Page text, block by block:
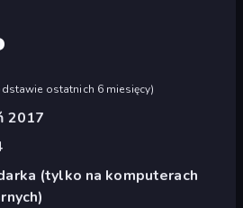
ostatnich 6 miesięcy)
2017
(tylko na komputerach